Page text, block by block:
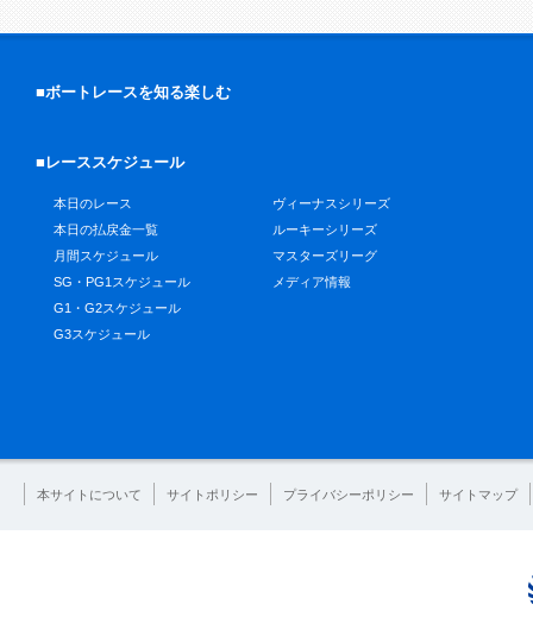
■ボートレースを知る楽しむ
■レーススケジュール
本日のレース
本日の払戻金一覧
月間スケジュール
SG・PG1スケジュール
G1・G2スケジュール
G3スケジュール
ヴィーナスシリーズ
ルーキーシリーズ
マスターズリーグ
メディア情報
本サイトについて サイトポリシー プライバシーポリシー サイトマップ